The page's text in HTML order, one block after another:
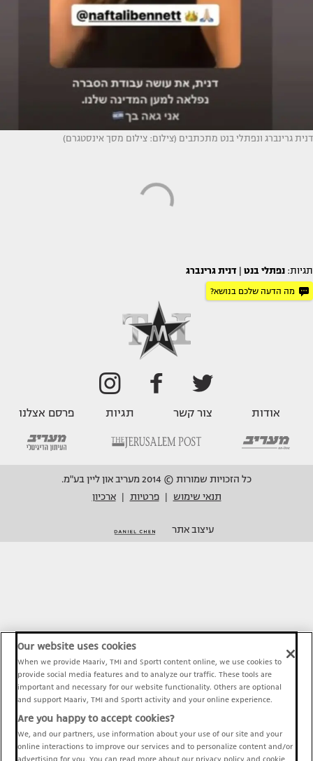
דנית גרינברג ונפתלי בנט מתכתבים (צילום: צילום מסך אינסטגרם)
תגיות: נפתלי בנט דנית גרינברג
מה הדעה שלכם בנושא?
אודות צור קשר תגיות פרסם אצלנו
כל הזכויות שמורות © 2014 מעריב און ליין בע"מ.
תנאי שימוש
פרטיות ארכיון
עיצוב אתר
Our website uses cookies
When we provide Maariv, TMI and Sport1 content online, we use cookies to
provide social media features and to analyze our traffic. These tools are
important and necessary for our website functionality. Others are optional
and support Maariv, TMI and Sport1 activity and your online experience.
Are you happy to accept cookies?
We, and our partners, use information about your use of our site and your
online interactions to improve our services and to personalize content and/or
advertising for you. You can read more about our privacy policy and cookie